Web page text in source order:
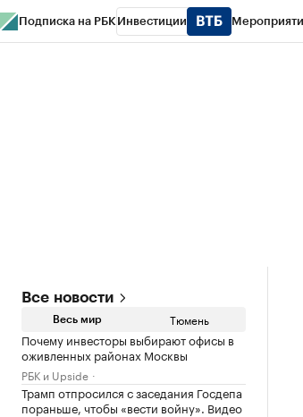
Подписка на РБК Инвестиции
Все новости
Весь мир Тюмень
Почему инвесторы выбирают офисы в
оживленных районах Москвы
РБК и Upside
Трамп отпросился с заседания Госдепа
пораньше, чтобы «вести войну». Видео